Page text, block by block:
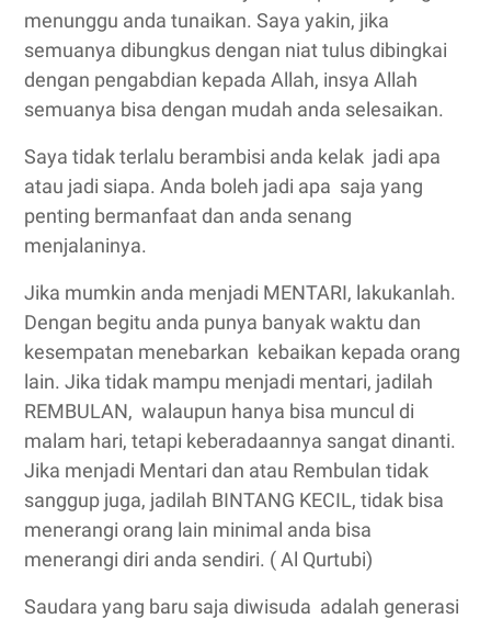
menunggu anda tunaikan. Saya yakin, jika
semuanya dibungkus dengan niat tulus dibingkai
dengan pengabdian kepada Allah, insya Allah
semuanya bisa dengan mudah anda selesaikan.
Saya tidak terlalu berambisi anda kelak jadi apa
atau jadi siapa. Anda boleh jadi apa saja yang
penting bermanfaat dan anda senang
menjalaninya.
Jika mumkin anda menjadi MENTARI, lakukanlah.
Dengan begitu anda punya banyak waktu dan
kesempatan menebarkan kebaikan kepada orang
lain. Jika tidak mampu menjadi mentari, jadilah
REMBULAN, walaupun hanya bisa muncul di
malam hari, tetapi keberadaannya sangat dinanti.
Jika menjadi Mentari dan atau Rembulan tidak
sanggup juga, jadilah BINTANG KECIL, tidak bisa
menerangi orang lain minimal anda bisa
menerangi diri anda sendiri. ( Al Qurtubi)
Saudara yang baru saja diwisuda adalah generasi